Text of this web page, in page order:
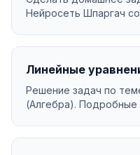
Нейросеть Шпаргач
Линейные
Решение задач по
(Алгебра). Подробные